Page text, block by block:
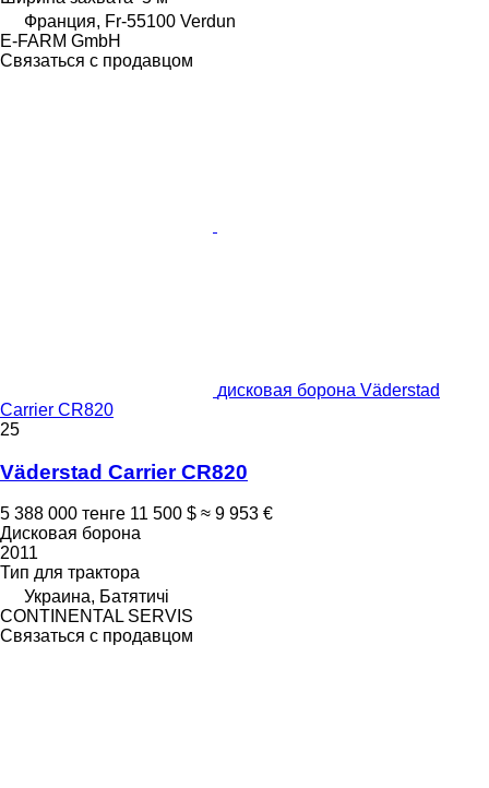
Франция, Fr-55100 Verdun
E-FARM GmbH
Связаться с продавцом
дисковая борона Väderstad
Carrier CR820
25
Väderstad Carrier CR820
5 388 000 тенге 11 500 $ ≈ 9 953 €
Дисковая борона
2011
Тип для трактора
Украина, Батятичі
CONTINENTAL SERVIS
Связаться с продавцом